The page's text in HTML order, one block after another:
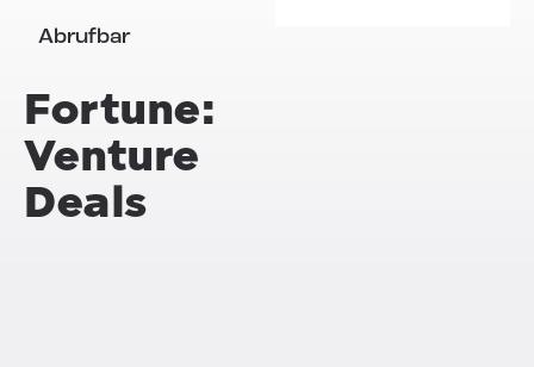
Abrufbar
Fortune:
Venture
Deals